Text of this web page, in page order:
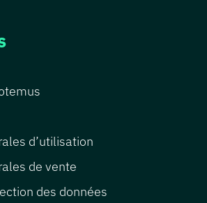
d’utilisation
de vente
des données